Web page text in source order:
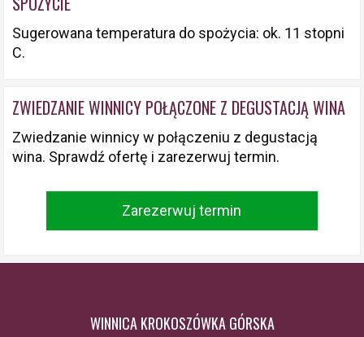
Sugerowana temperatura do spożycia: ok. 11 stopni
C.
ZWIEDZANIE WINNICY POŁĄCZONE Z DEGUSTACJĄ WINA
Zwiedzanie winnicy w połączeniu z degustacją
wina. Sprawdź ofertę i zarezerwuj termin.
Zarezerwuj termin
WINNICA KROKOSZÓWKA GÓRSKA